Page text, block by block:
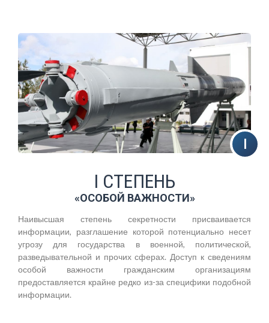
I СТЕПЕНЬ
«ОСОБОЙ ВАЖНОСТИ»
Наивысшая степень секретности присваивается
информации, разглашение которой потенциально несет
угрозу для государства в военной, политической,
разведывательной и прочих сферах. Доступ к сведениям
особой важности гражданским организациям
предоставляется крайне редко из-за специфики подобной
информации.